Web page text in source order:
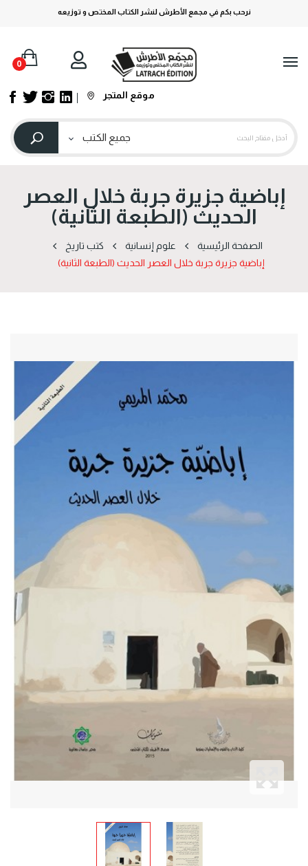
نرحب بكم في مجمع الأطرش لنشر الكتاب المختص و توزيعه
0
موقع المتجر
إباضية جزيرة جربة خلال العصر
الحديث (الطبعة الثانية)
الصفحة الرئيسية علوم إنسانية
كتب تاريخ
إباضية جزيرة جربة خلال العصر الحديث (الطبعة الثانية)